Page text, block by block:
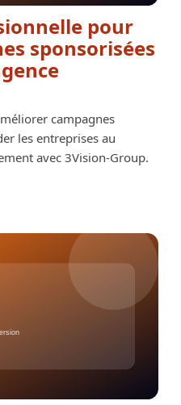
pour
sponsorisées
campagnes
les entreprises au
avec 3Vision-Group.